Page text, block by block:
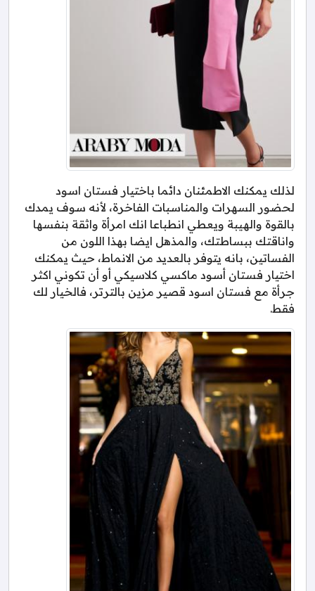
لذلك يمكنك الاطمئنان دائما باختيار فستان اسود
لحضور السهرات والمناسبات الفاخرة، لأنه سوف يمدك
بالقوة والهيبة ويعطي انطباعا انك امرأة واثقة بنفسها
واناقتك ببساطتك، والمذهل ايضا بهذا اللون من
الفساتين، بانه يتوفر بالعديد من الانماط، حيث يمكنك
اختيار فستان أسود ماكسي كلاسيكي أو أن تكوني اكثر
جرأة مع فستان اسود قصير مزين بالترتر، فالخيار لك
فقط.